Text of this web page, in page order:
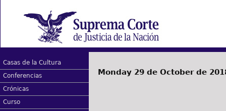
Casas de la Cultura
Conferencias
Crónicas
Curso
Monday 29 de October de